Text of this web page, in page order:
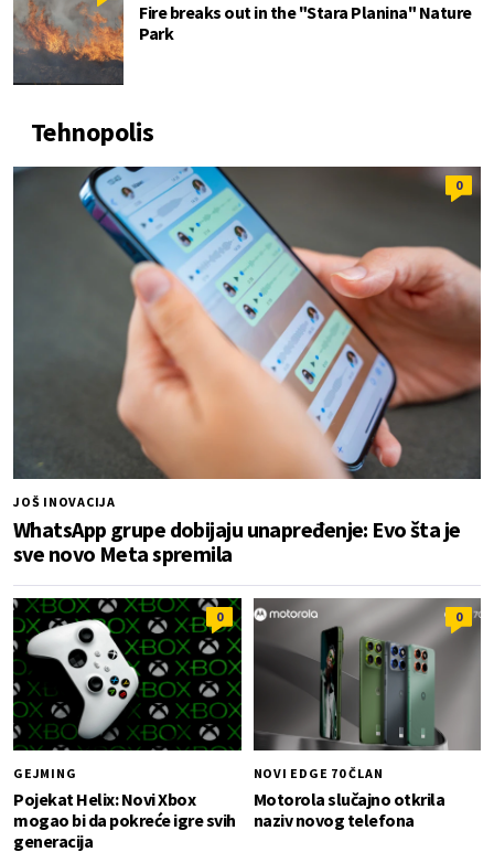
Fire breaks out in the "Stara Planina" Nature
Park
Tehnopolis
0
JOŠ INOVACIJA
WhatsApp grupe dobijaju unapređenje: Evo šta je
sve novo Meta spremila
0
GEJMING
Pojekat Helix: Novi Xbox
mogao bi da pokreće igre svih
generacija
0
NOVI EDGE 70 ČLAN
Motorola slučajno otkrila
naziv novog telefona